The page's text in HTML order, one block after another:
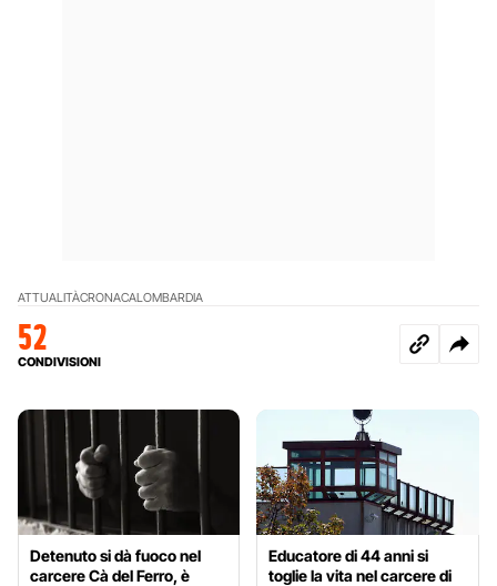
ATTUALITÀCRONACALOMBARDIA
52
CONDIVISIONI
Detenuto si dà fuoco nel
carcere Cà del Ferro, è
Educatore di 44 anni si
toglie la vita nel carcere di